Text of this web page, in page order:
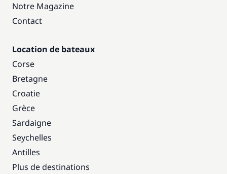
Notre Magazine
Contact
Location de bateaux
Corse
Bretagne
Croatie
Grèce
Sardaigne
Seychelles
Antilles
Plus de destinations